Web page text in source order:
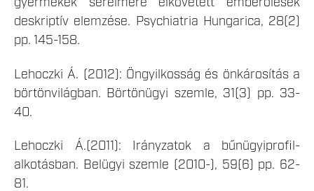
deskriptív elemzése. Psychiatria Hungarica, 28(2)
pp. 145-158.
Lehoczki Á. (2012): Öngyilkosság és önkárosítás a
börtönvilágban. Börtönügyi szemle, 31(3) pp. 33-
40.
Lehoczki Á.(2011): Irányzatok a bűnügyiprofil-
alkotásban. Belügyi szemle (2010-), 59(6) pp. 62-
81.